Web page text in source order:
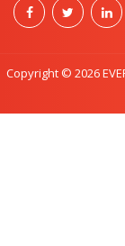
Copyright © 2026